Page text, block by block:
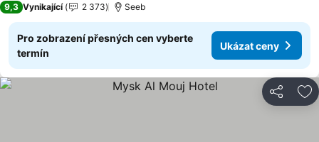
9,3 Vynikající 2 373 Seeb
Pro zobrazení přesných cen vyberte
termín
Ukázat ceny
Sdílet